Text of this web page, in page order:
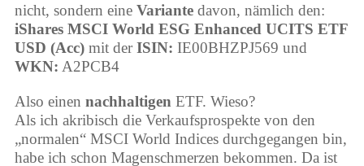
nicht, sondern eine Variantedavon, nämlich den:
iShares MSCI World ESG Enhanced UCITS ETF
USD (Acc)mit derISIN: IE00BHZPJ569 und
WKN: A2PCB4
Also einen nachhaltigen ETF. Wieso?
Als ich akribisch die Verkaufsprospekte von den
„normalen“ MSCI World Indices durchgegangen bin,
habe ich schon Magenschmerzen bekommen. Da ist